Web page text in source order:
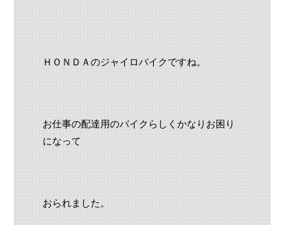
ＨＯＮＤＡのジャイロバイクですね。
お仕事の配達用のバイクらしくかなりお困り
になって
おられました。